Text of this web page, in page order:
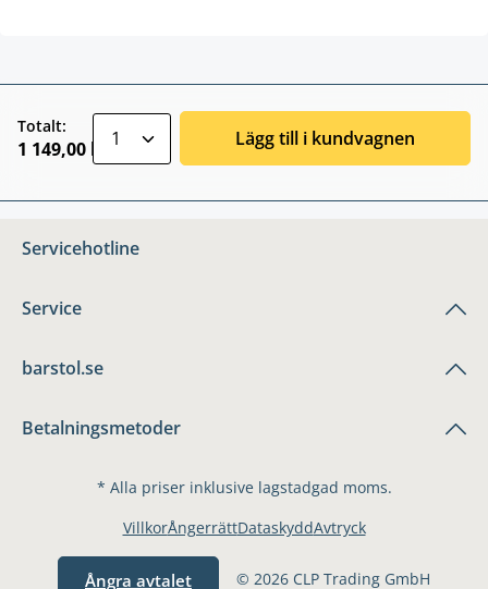
Totalt:
1 149,00 kr Lägg till i kundvagnen
Servicehotline
Service
barstol.se
Betalningsmetoder
* Alla priser inklusive lagstadgad moms.
Ångra avtalet © 2026 CLP Trading GmbH
VillkorÅngerrättDataskyddAvtryck